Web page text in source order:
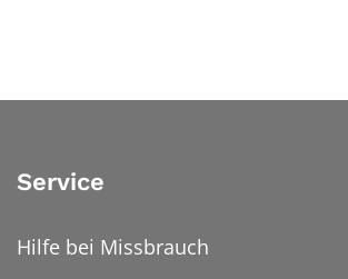
Service
Hilfe bei Missbrauch